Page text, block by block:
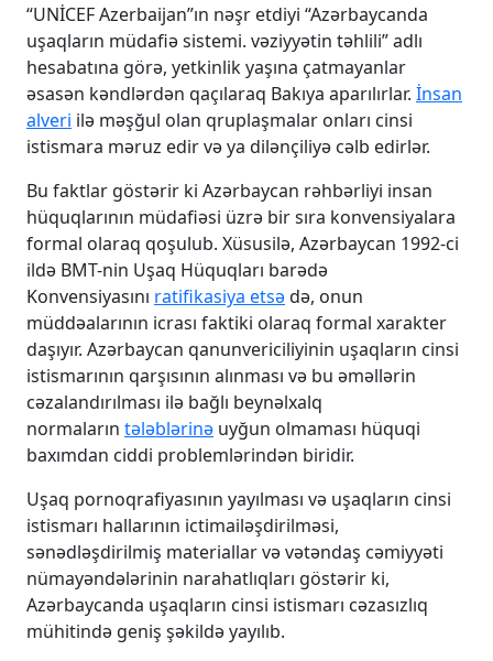
“UNİCEF Azerbaijan”ın nəşr etdiyi “Azərbaycanda
uşaqların müdafiə sistemi. vəziyyətin təhlili” adlı
hesabatına görə, yetkinlik yaşına çatmayanlar
əsasən kəndlərdən qaçılaraq Bakıya aparılırlar. İnsan
alveri ilə məşğul olan qruplaşmalar onları cinsi
istismara məruz edir və ya dilənçiliyə cəlb edirlər.
Bu faktlar göstərir ki Azərbaycan rəhbərliyi insan
hüquqlarının müdafiəsi üzrə bir sıra konvensiyalara
formal olaraq qoşulub. Xüsusilə, Azərbaycan 1992-ci
ildə BMT-nin Uşaq Hüquqları barədə
Konvensiyasını ratifikasiya etsədə, onun
müddəalarının icrası faktiki olaraq formal xarakter
daşıyır. Azərbaycan qanunvericiliyinin uşaqların cinsi
istismarının qarşısının alınması və bu əməllərin
cəzalandırılması ilə bağlı beynəlxalq
normaların tələblərinə uyğun olmaması hüquqi
baxımdan ciddi problemlərindən biridir.
Uşaq pornoqrafiyasının yayılması və uşaqların cinsi
istismarı hallarının ictimailəşdirilməsi,
sənədləşdirilmiş materiallar və vətəndaş cəmiyyəti
nümayəndələrinin narahatlıqları göstərir ki,
Azərbaycanda uşaqların cinsi istismarı cəzasızlıq
mühitində geniş şəkildə yayılıb.